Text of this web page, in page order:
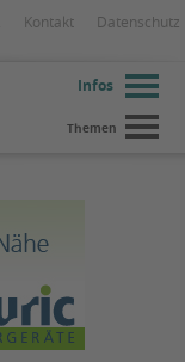
Kontakt
Datenschutz
Infos
Themen